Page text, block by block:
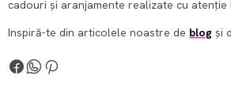
cadouri și aranjamente realizate cu atenție
Inspiră-te din articolele noastre de blog și